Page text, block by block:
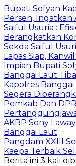
Bupati Sofyan
Persen, Ingatkan
Saiful Usuria :
Berangkatkan
Sekda Saiful
Lapas Siap,
Impian Bupati
Banggai Laut
Kapolres
Segera
Pemkab Dan
AKBP Sony
Banggai Laut
Pangdam XXIII
Kaepa Terbaik
Berita ini 3 kali